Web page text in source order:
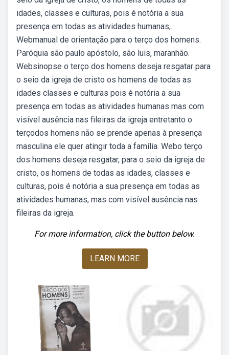
idades, classes e culturas, pois é notória a sua
presença em todas as atividades humanas,.
Webmanual de orientação para o terço dos homens.
Paróquia são paulo apóstolo, são luis, maranhão.
Websinopse o terço dos homens deseja resgatar para
o seio da igreja de cristo os homens de todas as
idades classes e culturas pois é notória a sua
presença em todas as atividades humanas mas com
visível ausência nas fileiras da igreja entretanto o
terçodos homens não se prende apenas à presença
masculina ele quer atingir toda a família. Webo terço
dos homens deseja resgatar, para o seio da igreja de
cristo, os homens de todas as idades, classes e
culturas, pois é notória a sua presença em todas as
atividades humanas, mas com visível ausência nas
fileiras da igreja.
For more information, click the button below.
LEARN MORE